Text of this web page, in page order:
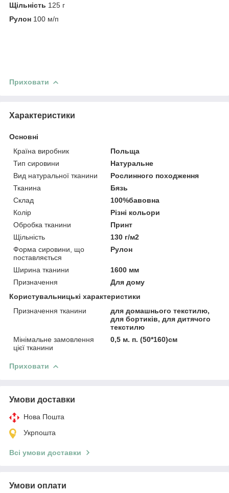
Щільність 125 г
Рулон 100 м/п
Приховати
Характеристики
Основні
Країна виробник
Польща
Тип сировини
Натуральне
Вид натуральної тканини
Рослинного походження
Тканина
Бязь
Склад
100%бавовна
Колір
Різні кольори
Обробка тканини
Принт
Щільність
130 г/м2
Форма сировини, що
поставляється
Рулон
Ширина тканини
1600 мм
Призначення
Для дому
Користувальницькі характеристики
Призначення тканини
для домашнього текстилю,
для бортиків, для дитячого
текстилю
Мінімальне замовлення
цієї тканини
0,5 м. п. (50*160)см
Приховати
Умови доставки
Нова Пошта
Укрпошта
Всі умови доставки
Умови оплати